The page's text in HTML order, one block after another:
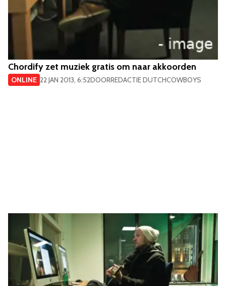
Chordify zet muziek gratis om naar akkoorden
ONLINE 22 JAN 2013, 6:52DOORREDACTIE DUTCHCOWBOYS